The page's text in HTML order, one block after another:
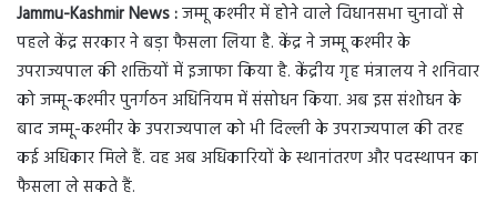
Jammu-Kashmir News :जम्मू कश्मीर में होने वाले विधानसभा चुनावों से
पहले केंद्र सरकार ने बड़ा फैसला लिया है. केंद्र ने जम्मू कश्मीर के
उपराज्यपाल की शक्तियों में इजाफा किया है. केंद्रीय गृह मंत्रालय ने शनिवार
को जम्मू-कश्मीर पुनर्गठन अधिनियम में संसोधन किया. अब इस संशोधन के
बाद जम्मू-कश्मीर के उपराज्यपाल को भी दिल्ली के उपराज्यपाल की तरह
कई अधिकार मिले हैं. वह अब अधिकारियों के स्थानांतरण और पदस्थापन का
फैसला ले सकते हैं.